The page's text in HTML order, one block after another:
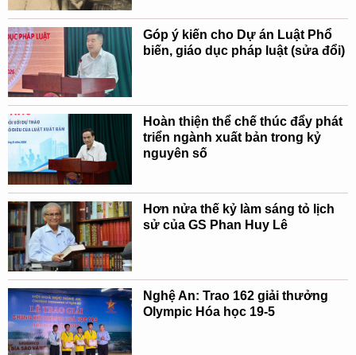
Góp ý kiến cho Dự án Luật Phổ
biến, giáo dục pháp luật (sửa đổi)
Hoàn thiện thể chế thúc đẩy phát
triển ngành xuất bản trong kỷ
nguyên số
Hơn nửa thế kỷ làm sáng tỏ lịch
sử của GS Phan Huy Lê
Nghệ An: Trao 162 giải thưởng
Olympic Hóa học 19-5